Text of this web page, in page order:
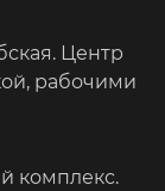
Центр
рабочими
комплекс.